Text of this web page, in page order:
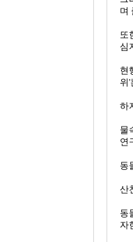
며
또
심
현
위'
하
물
연
동
산
동
자